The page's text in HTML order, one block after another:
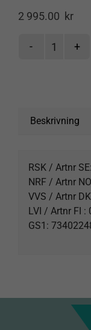
2 995.00 kr
Next
framdel
Beskrivning
RSK / Artnr
NRF / Artnr
VVS / Artnr
LVI / Artnr FI :
GS1: